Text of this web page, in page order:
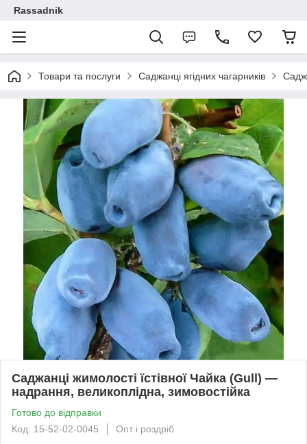
Rassadnik
Товари та послуги Саджанці ягідних чагарників
Саджанці жимолості їстівної Чайка (Gull) —
надрання, великоплідна, зимовостійка
Готово до відправки
Код: 15-52-02-0045
Опт і роздріб